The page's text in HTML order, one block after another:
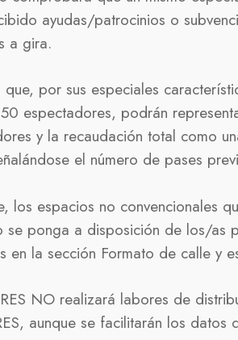
ayudas/patrocinios o
a gira.
que, por sus especiales
espectadores, podrán
y la recaudación total como
el número de pases
los espacios no convencionales
se ponga a disposición de los/as
en la sección Formato de calle y
NO realizará labores de
aunque se facilitarán los